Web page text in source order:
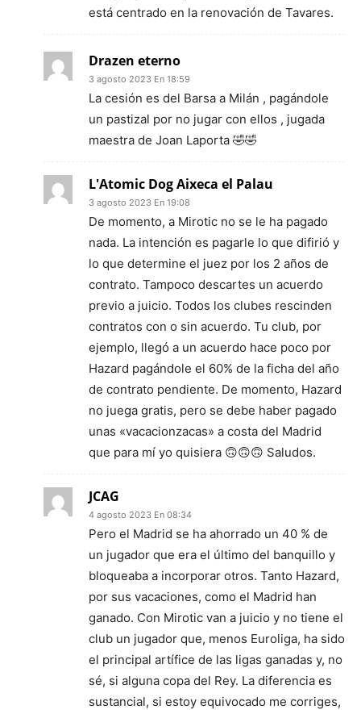
está centrado en la renovación de Tavares.
Drazen eterno
3 agosto 2023 En 18:59
La cesión es del Barsa a Milán , pagándole
un pastizal por no jugar con ellos , jugada
maestra de Joan Laporta 🤣🤣
L'Atomic Dog Aixeca el Palau
3 agosto 2023 En 19:08
De momento, a Mirotic no se le ha pagado
nada. La intención es pagarle lo que difirió y
lo que determine el juez por los 2 años de
contrato. Tampoco descartes un acuerdo
previo a juicio. Todos los clubes rescinden
contratos con o sin acuerdo. Tu club, por
ejemplo, llegó a un acuerdo hace poco por
Hazard pagándole el 60% de la ficha del año
de contrato pendiente. De momento, Hazard
no juega gratis, pero se debe haber pagado
unas «vacacionzacas» a costa del Madrid
que para mí yo quisiera 🙃🙃🙃 Saludos.
JCAG
4 agosto 2023 En 08:34
Pero el Madrid se ha ahorrado un 40 % de
un jugador que era el último del banquillo y
bloqueaba a incorporar otros. Tanto Hazard,
por sus vacaciones, como el Madrid han
ganado. Con Mirotic van a juicio y no tiene el
club un jugador que, menos Euroliga, ha sido
el principal artífice de las ligas ganadas y, no
sé, si alguna copa del Rey. La diferencia es
sustancial, si estoy equivocado me corriges,